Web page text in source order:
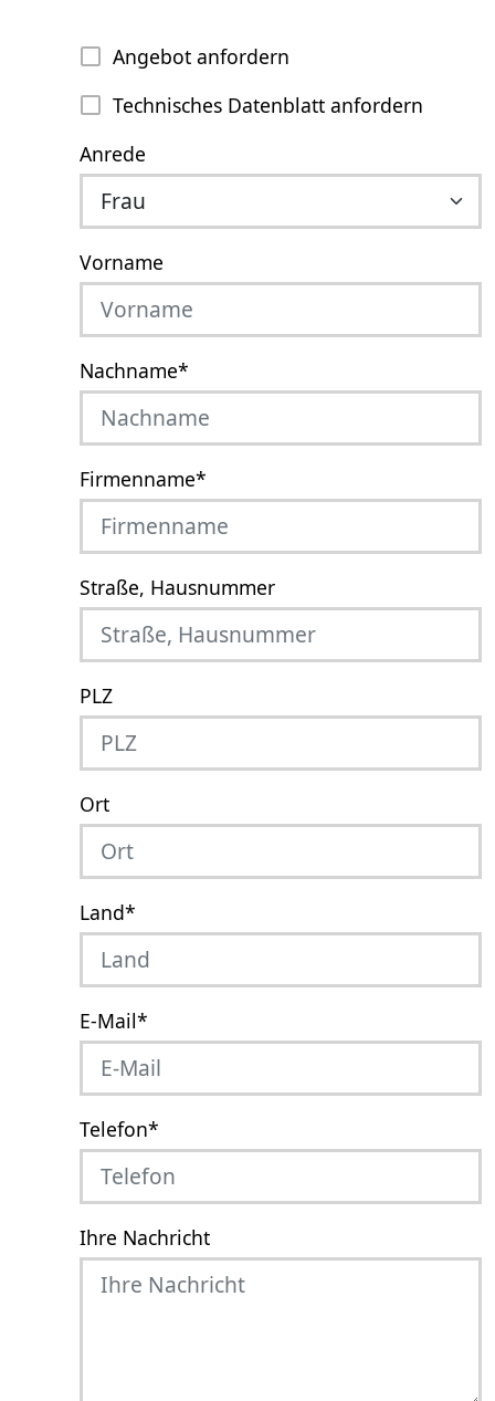
Angebot anfordern
Technisches Datenblatt anfordern
Anrede
Vorname
Nachname*
Firmenname*
Straße, Hausnummer
PLZ
Ort
Land*
E-Mail*
Telefon*
Ihre Nachricht